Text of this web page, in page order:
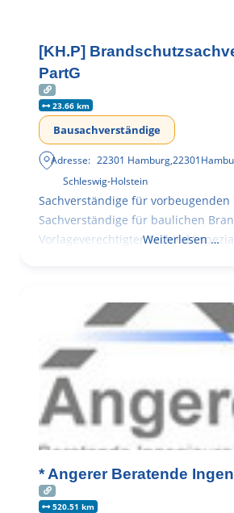
[KH.P]
PartG
23.66 km
Bausachverständige
Adresse: 22301 Hamburg,22301
Schleswig-Holstein
Sachverständige für vorbeugenden
Sachverständige für baulichen
Vorlageverechtigter Architekt
Weiterlesen …
* Angerer Beratende
520.51 km